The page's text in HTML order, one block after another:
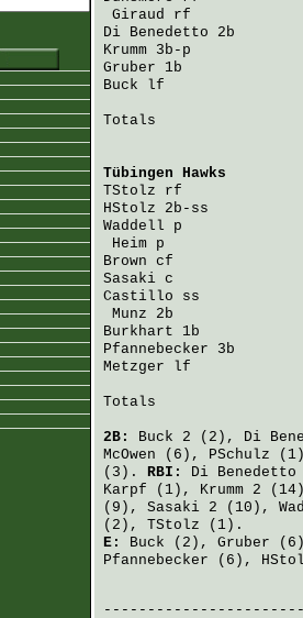
Giraud rf
Di Benedetto 2b
Krumm 3b-p
Gruber 1b
Buck lf
Totals
Tübingen Hawks
TStolz rf
HStolz 2b-ss
Waddell p
Heim p
Brown cf
Sasaki c
Castillo ss
Munz 2b
Burkhart 1b
Pfannebecker 3b
Metzger lf
Totals
2B: Buck 2 (2), Di
McOwen (6), PSchulz
(3). RBI: Di Benedetto
Karpf (1), Krumm 2
(9), Sasaki 2 (10),
(2), TStolz (1).
E: Buck (2), Gruber
Pfannebecker (6),